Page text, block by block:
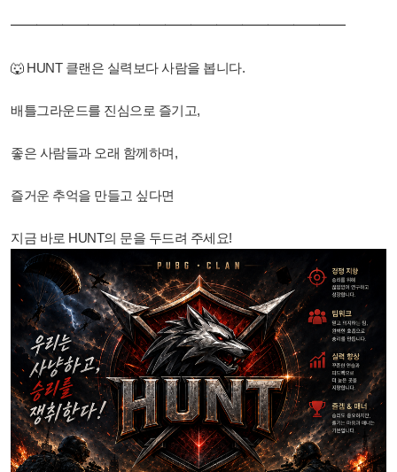
━━━━━━━━━━━━━━━━━━━━━━━━━━
🐺 HUNT 클랜은 실력보다 사람을 봅니다.
배틀그라운드를 진심으로 즐기고,
좋은 사람들과 오래 함께하며,
즐거운 추억을 만들고 싶다면
지금 바로 HUNT의 문을 두드려 주세요!